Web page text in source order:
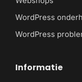
WordPress
WordPress
Informatie